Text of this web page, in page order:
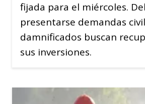
fijada para el miércoles.
presentarse demandas
damnificados buscan
sus inversiones.